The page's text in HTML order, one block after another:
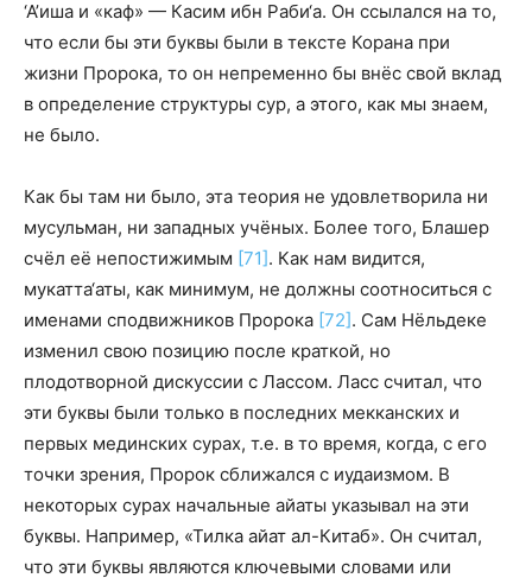
‘А’иша и «каф» — Касим ибн Раби‘а. Он ссылался на то,
что если бы эти буквы были в тексте Корана при
жизни Пророка, то он непременно бы внёс свой вклад
в определение структуры сур, а этого, как мы знаем,
не было.
Как бы там ни было, эта теория не удовлетворила ни
мусульман, ни западных учёных. Более того, Блашер
счёл её непостижимым [71]. Как нам видится,
мукатта‘аты, как минимум, не должны соотноситься с
именами сподвижников Пророка [72]. Сам Нёльдеке
изменил свою позицию после краткой, но
плодотворной дискуссии с Лассом. Ласс считал, что
эти буквы были только в последних мекканских и
первых мединских сурах, т.е. в то время, когда, с его
точки зрения, Пророк сближался с иудаизмом. В
некоторых сурах начальные айаты указывал на эти
буквы. Например, «Тилка айат ал-Китаб». Он считал,
что эти буквы являются ключевыми словами или